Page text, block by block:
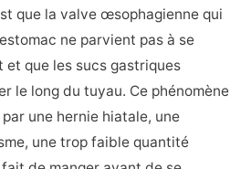
que la valve œsophagienne qui
ne parvient pas à se
que les sucs gastriques
le long du tuyau. Ce phénomène
une hernie hiatale, une
une trop faible quantité